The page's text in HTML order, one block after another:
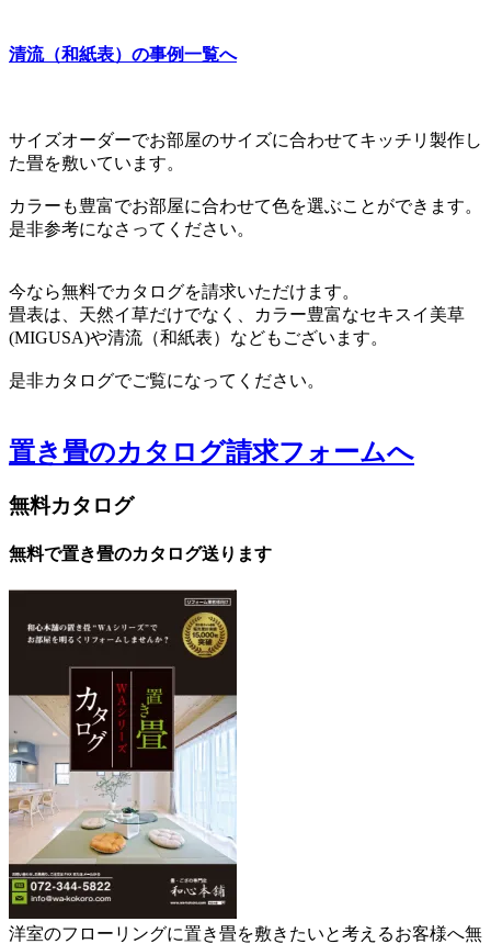
清流（和紙表）の事例一覧へ
サイズオーダーでお部屋のサイズに合わせてキッチリ製作し
た畳を敷いています。
カラーも豊富でお部屋に合わせて色を選ぶことができます。
是非参考になさってください。
今なら無料でカタログを請求いただけます。
畳表は、天然イ草だけでなく、カラー豊富なセキスイ美草
(MIGUSA)や清流（和紙表）などもございます。
是非カタログでご覧になってください。
置き畳のカタログ請求フォームへ
無料カタログ
無料で置き畳のカタログ送ります
洋室のフローリングに置き畳を敷きたいと考えるお客様へ無